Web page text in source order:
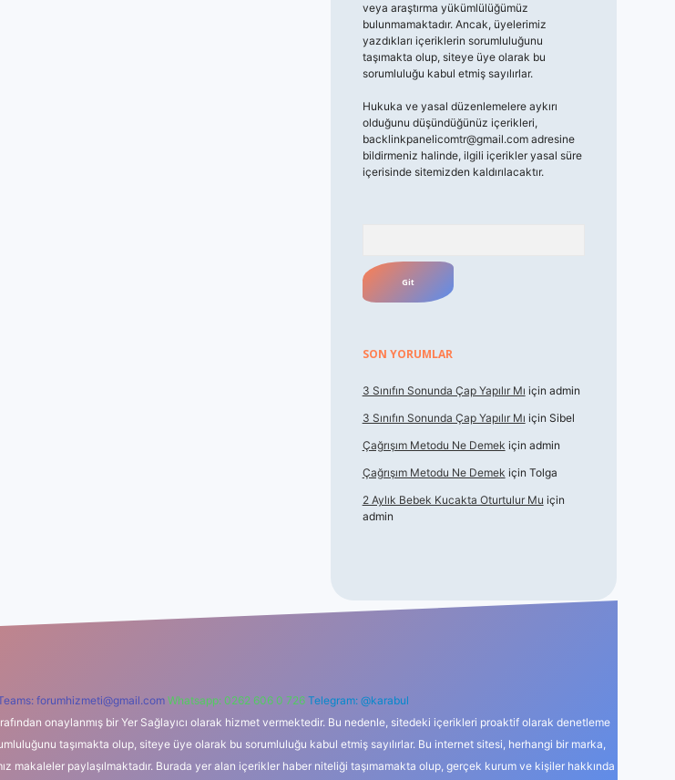
veya araştırma yükümlülüğümüz
bulunmamaktadır. Ancak, üyelerimiz
yazdıkları içeriklerin sorumluluğunu
taşımakta olup, siteye üye olarak bu
sorumluluğu kabul etmiş sayılırlar.
Hukuka ve yasal düzenlemelere aykırı
olduğunu düşündüğünüz içerikleri,
backlinkpanelicomtr@gmail.comadresine
bildirmeniz halinde, ilgili içerikler yasal süre
içerisinde sitemizden kaldırılacaktır.
SON YORUMLAR
3 Sınıfın Sonunda Çap Yapılır Mı için admin
3 Sınıfın Sonunda Çap Yapılır Mı için Sibel
Çağrışım Metodu Ne Demek için admin
Çağrışım Metodu Ne Demek için Tolga
2 Aylık Bebek Kucakta Oturtulur Mu için
admin
forumhizmeti@gmail.com Whatsapp: 0262 606 0 726 Telegram: @karabul
onaylanmış bir Yer Sağlayıcı olarak hizmet vermektedir. Bu nedenle, sitedeki içerikleri proaktif olarak denetleme
taşımakta olup, siteye üye olarak bu sorumluluğu kabul etmiş sayılırlar. Bu internet sitesi, herhangi bir marka,
makaleler paylaşılmaktadır. Burada yer alan içerikler haber niteliği taşımamakta olup, gerçek kurum ve kişiler hakkında